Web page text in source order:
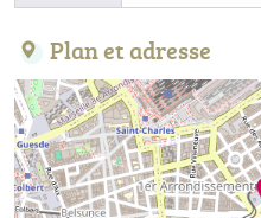
Plan et adresse